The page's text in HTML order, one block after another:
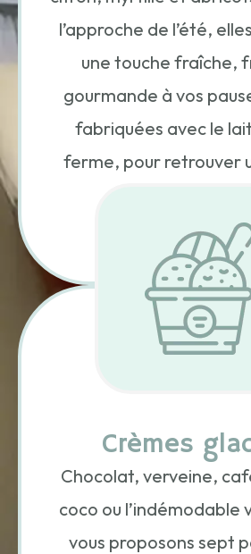
l’approche de l’été,
une touche fraîche,
gourmande à vos
fabriquées avec le
ferme, pour retrouver
+
Crèmes
Chocolat, verveine,
coco ou l’indémodable
vous proposons sept